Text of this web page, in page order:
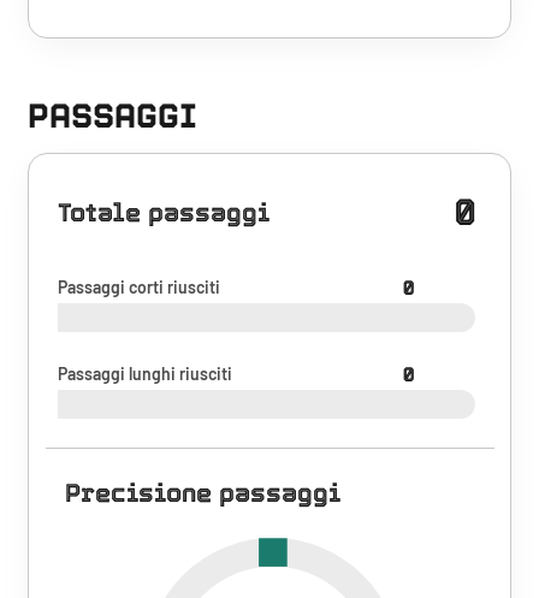
PASSAGGI
Totale passaggi 0
Passaggi corti riusciti 0
Passaggi lunghi riusciti 0
Precisione passaggi